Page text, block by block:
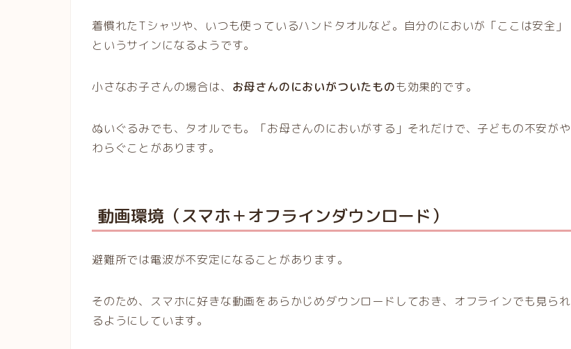
着慣れたTシャツや、いつも使っているハンドタオルなど。自分のにおいが「ここは安全」
というサインになるようです。
小さなお子さんの場合は、 お母さんのにおいがついたものも効果的です。
ぬいぐるみでも、タオルでも。「お母さんのにおいがする」それだけで、子どもの不安がや
わらぐことがあります。
動画環境（スマホ＋オフラインダウンロード）
避難所では電波が不安定になることがあります。
そのため、スマホに好きな動画をあらかじめダウンロードしておき、オフラインでも見られ
るようにしています。